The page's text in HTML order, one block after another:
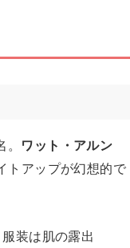
ワット・アルン
トアップが幻想的で
装は肌の露出